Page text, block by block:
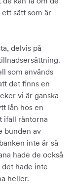
sätt som är
delvis på
som används
det finns en
vi är ganska
lån hos en
ifall räntorna
bunden av
inte är så
hade de också
hade inte
heller.